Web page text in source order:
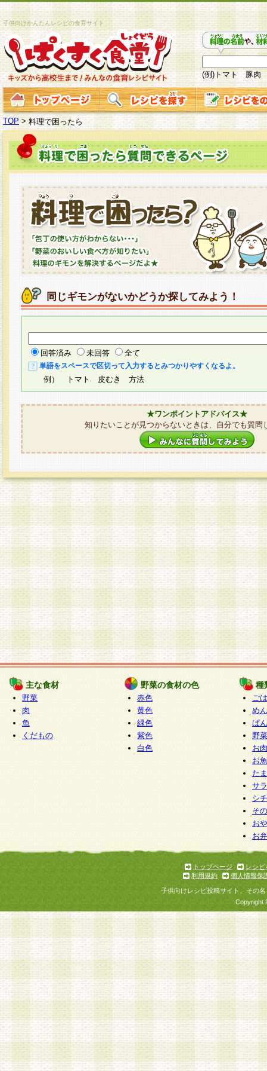
子供向けかんたんレシピの食育サイト
(例)トマト 豚肉
TOP >料理で困ったら
同じギモンがないかどうか探してみよう！
回答済み 未回答 全て
単語をスペースで区切って入力するとみつかりやすくなるよ。
例） トマト 皮むき 方法
★ワンポイントアドバイス★
知りたいことが見つからないときは、自分でも質問
主な食材
野菜
肉
魚
くだもの
野菜の食材の色
赤色
黄色
緑色
紫色
白色
種
ご
めん
ぱん
野
お
お
た
サ
シ
そ
お
お
トップページ
レシピ
利用規約
個人情報保
子供向けレシピ投稿サイト、その
Copyright